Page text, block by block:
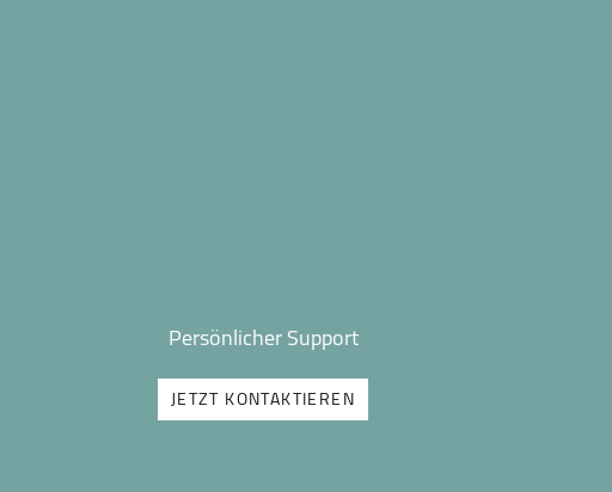
Persönlicher Support
JETZT KONTAKTIEREN